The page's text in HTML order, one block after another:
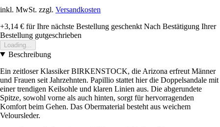
inkl. MwSt. zzgl. Versandkosten
+3,14 € für Ihre nächste Bestellung geschenkt Nach Bestätigung Ihrer
Bestellung gutgeschrieben
Loading...
Beschreibung
Ein zeitloser Klassiker BIRKENSTOCK, die Arizona erfreut Männer
und Frauen seit Jahrzehnten. Papillio stattet hier die Doppelsandale mit
einer trendigen Keilsohle und klaren Linien aus. Die abgerundete
Spitze, sowohl vorne als auch hinten, sorgt für hervorragenden
Komfort beim Gehen. Das Obermaterial besteht aus weichem
Veloursleder.